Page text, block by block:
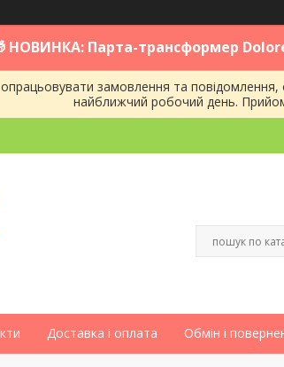
НОВИНКА: Парта-трансформер
замовлення та повідомлення,
найближчий робочий день.
Доставка і оплата Обмін і